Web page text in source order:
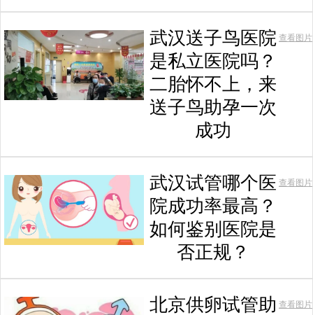
武汉送子鸟医院
是私立医院吗？
二胎怀不上，来
送子鸟助孕一次
成功
查看图片
武汉试管哪个医
院成功率最高？
如何鉴别医院是
否正规？
查看图片
北京供卵试管助 查看图片